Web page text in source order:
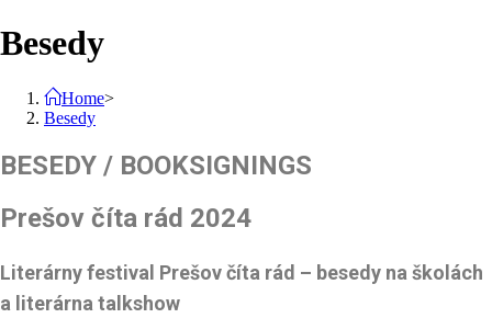
Besedy
Home>
Besedy
BESEDY / BOOKSIGNINGS
Prešov číta rád 2024
Literárny festival Prešov číta rád – besedy na školách
a literárna talkshow